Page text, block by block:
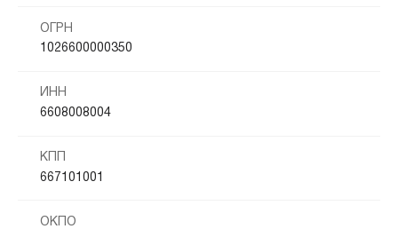
ОГРН
1026600000350
ИНН
6608008004
КПП
667101001
ОКПО